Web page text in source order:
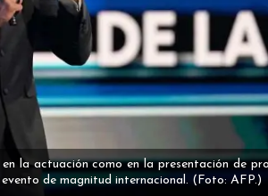
la actuación como en la presentación de
de magnitud internacional. (Foto: AFP.)